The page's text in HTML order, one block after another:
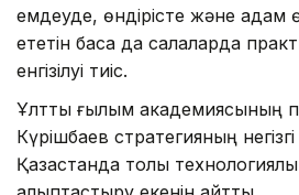
емдеуде, өндірісте және адам
ететін басқа да салаларда
енгізілуі тиіс.
Ұлттық ғылым академиясының
Күрішбаев стратегияның негізгі
Қазақстанда толық